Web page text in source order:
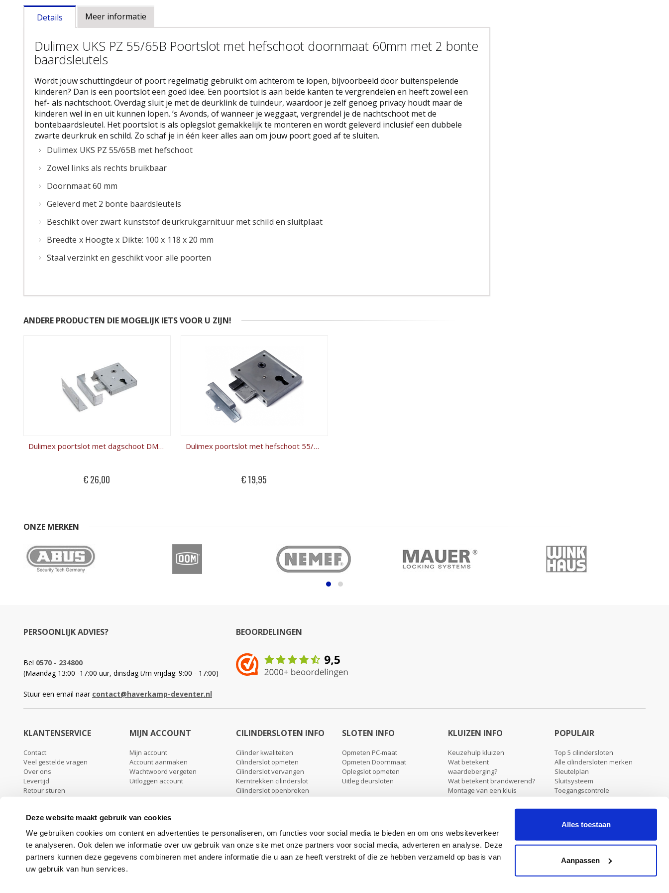
Deze website maakt gebruik van cookies
We gebruiken cookies om content en advertenties te personaliseren, om functies voor social media te bieden en om ons websiteverkeer
te analyseren. Ook delen we informatie over uw gebruik van onze site met onze partners voor social media, adverteren en analyse. Deze
partners kunnen deze gegevens combineren met andere informatie die u aan ze heeft verstrekt of die ze hebben verzameld op basis van
uw gebruik van hun services.
Alles toestaan
Aanpassen
naar
van
afbeeldingen-
Details
Dulimex UKS PZ 55/65B Poortslot met hefschoot doornmaat 60mm met 2 bonte
baardsleutels
Wordt jouw schuttingdeur of poort regelmatig gebruikt om achterom te lopen, bijvoorbeeld door buitenspelende
kinderen? Dan is een poortslot een goed idee. Een poortslot is aan beide kanten te vergrendelen en heeft zowel een
hef- als nachtschoot. Overdag sluit je met de deurklink de tuindeur, waardoor je zelf genoeg privacy houdt maar de
kinderen wel in en uit kunnen lopen. ’s Avonds, of wanneer je weggaat, vergrendel je de nachtschoot met de
bontebaardsleutel. Het poortslot is als oplegslot gemakkelijk te monteren en wordt geleverd inclusief een dubbele
zwarte deurkruk en schild. Zo schaf je in één keer alles aan om jouw poort goed af te sluiten.
Dulimex UKS PZ 55/65B met hefschoot
Zowel links als rechts bruikbaar
Doornmaat 60 mm
Geleverd met 2 bonte baardsleutels
Beschikt over zwart kunststof deurkrukgarnituur met schild en sluitplaat
Breedte x Hoogte x Dikte: 100 x 118 x 20 mm
Staal verzinkt en geschikt voor alle poorten
Meer informatie
ANDERE PRODUCTEN DIE MOGELIJK IETS VOOR U ZIJN!
Dulimex poortslot met dagschoot DM60 profielcilinder
€ 26,00
Dulimex poortslot met hefschoot 55/65 profielcilinder DM60
€ 19,95
Stel ons een vraag
ONZE MERKEN
PERSOONLIJK ADVIES?
Bel 0570 - 234800
(Maandag 13:00 -17:00 uur, dinsdag t/m vrijdag: 9:00 - 17:00)
Stuur een email naar contact@haverkamp-deventer.nl
BEOORDELINGEN
KLANTENSERVICE
Contact
Veel gestelde vragen
Over ons
Levertijd
Retour sturen
Privacy beleid
MIJN ACCOUNT
Mijn account
Account aanmaken
Wachtwoord vergeten
Uitloggen account
CILINDERSLOTEN INFO
Cilinder kwaliteiten
Cilinderslot opmeten
Cilinderslot vervangen
Kerntrekken cilinderslot
Cilinderslot openbreken
SLOTEN INFO
Opmeten PC-maat
Opmeten Doornmaat
Oplegslot opmeten
Uitleg deursloten
KLUIZEN INFO
Keuzehulp kluizen
Wat betekent
waardeberging?
Wat betekent brandwerend?
Montage van een kluis
POPULAIR
Top 5 cilindersloten
Alle cilindersloten merken
Sleutelplan
Sluitsysteem
Toegangscontrole
Koopjeshoek